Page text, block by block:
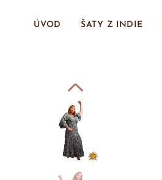
ÚVOD ŠATY Z INDIE